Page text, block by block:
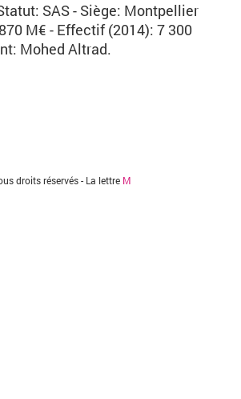
SAS - Siège: Montpellier
M€ - Effectif (2014): 7 300
Mohed Altrad.
droits réservés - La lettre M